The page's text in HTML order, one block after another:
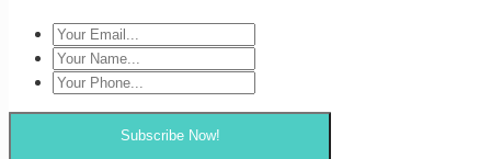
Subscribe Now!